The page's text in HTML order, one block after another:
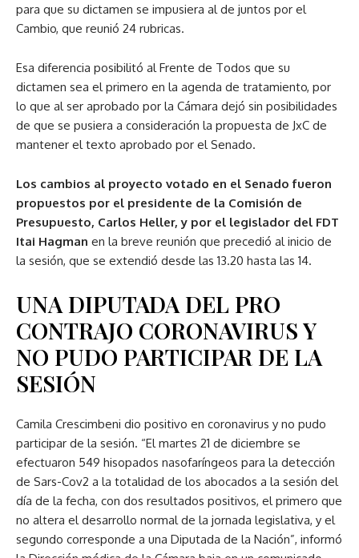
para que su dictamen se impusiera al de juntos por el
Cambio, que reunió 24 rubricas.
Esa diferencia posibilitó al Frente de Todos que su
dictamen sea el primero en la agenda de tratamiento, por
lo que al ser aprobado por la Cámara dejó sin posibilidades
de que se pusiera a consideración la propuesta de JxC de
mantener el texto aprobado por el Senado.
Los cambios al proyecto votado en el Senado fueron
propuestos por el presidente de la Comisión de
Presupuesto, Carlos Heller, y por el legislador del FDT
Itai Hagman en la breve reunión que precedió al inicio de
la sesión, que se extendió desde las 13.20 hasta las 14.
UNA DIPUTADA DEL PRO
CONTRAJO CORONAVIRUS Y
NO PUDO PARTICIPAR DE LA
SESIÓN
Camila Crescimbeni dio positivo en coronavirus y no pudo
participar de la sesión. “El martes 21 de diciembre se
efectuaron 549 hisopados nasofaríngeos para la detección
de Sars-Cov2 a la totalidad de los abocados a la sesión del
día de la fecha, con dos resultados positivos, el primero que
no altera el desarrollo normal de la jornada legislativa, y el
segundo corresponde a una Diputada de la Nación”, informó